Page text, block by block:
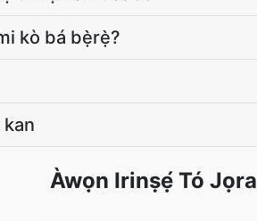
kò bá bẹ̀rẹ̀?
Àwọn Irinṣẹ́ Tó Jọra